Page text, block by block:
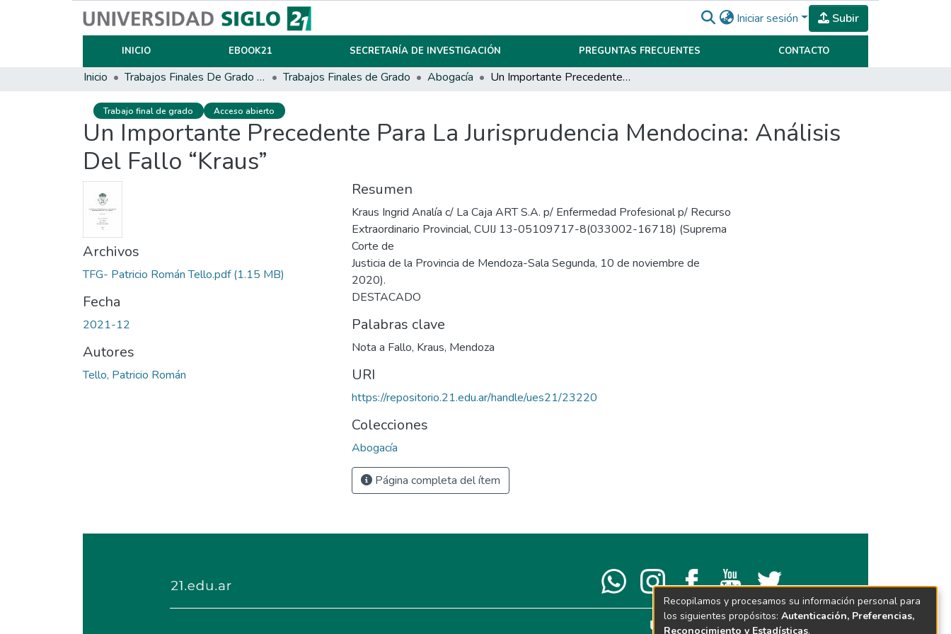
Iniciar sesión Subir
INICIO EBOOK21 SECRETARÍA DE INVESTIGACIÓN PREGUNTAS FRECUENTES CONTACTO
Inicio Trabajos Finales De Grado Y Posgrado Trabajos Finales de Grado Abogacía Un Importante Precedente Para La Jurisprudencia Mendocina: Análisis Del Fallo “Kraus”
Trabajo final de grado Acceso abierto
Un Importante Precedente Para La Jurisprudencia Mendocina: Análisis
Del Fallo “Kraus”
Archivos
TFG- Patricio Román Tello.pdf(1.15 MB)
Fecha
2021-12
Autores
Tello, Patricio Román
Resumen
Kraus Ingrid Analía c/ La Caja ART S.A. p/ Enfermedad Profesional p/ Recurso
Extraordinario Provincial, CUIJ 13-05109717-8(033002-16718) (Suprema
Corte de
Justicia de la Provincia de Mendoza-Sala Segunda, 10 de noviembre de
2020).
DESTACADO
Palabras clave
Nota a Fallo, Kraus, Mendoza
URI
https://repositorio.21.edu.ar/handle/ues21/23220
Colecciones
Abogacía
Página completa del ítem
Recopilamos y procesamos su información personal para
los siguientes propósitos: Autenticación, Preferencias,
Reconocimiento y Estadísticas.